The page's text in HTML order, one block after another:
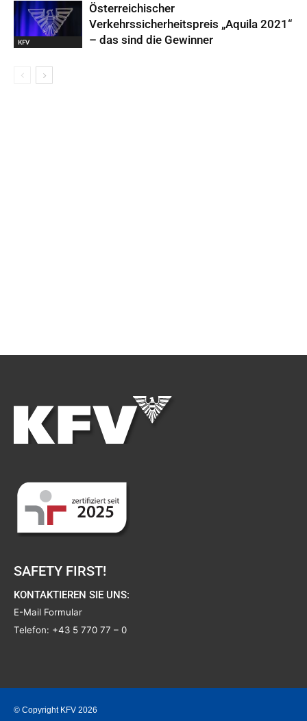
KFV
Österreichischer
Verkehrssicherheitspreis „Aquila 2021“
– das sind die Gewinner
SAFETY FIRST!
KONTAKTIEREN SIE UNS:
E-Mail Formular
Telefon: +43 5 770 77 – 0
© Copyright KFV 2026